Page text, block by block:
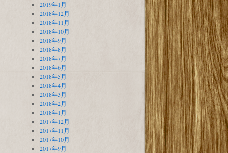
2019年1月
2018年12月
2018年11月
2018年10月
2018年9月
2018年8月
2018年7月
2018年6月
2018年5月
2018年4月
2018年3月
2018年2月
2018年1月
2017年12月
2017年11月
2017年10月
2017年9月